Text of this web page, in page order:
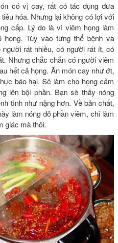
có vị cay, rất có tác dụng đưa
hóa. Nhưng lại không có lợi với
cấp. Lý do là vì viêm họng làm
họng. Tùy vào từng thể bệnh và
người rát nhiều, có người rát ít, có
Nhưng chắc chắn có người viêm
hết cả họng. Ăn món cay như ớt,
báo hại. Sẽ làm cho họng cảm
lên bội phần. Bạn sẽ thấy nóng
tình như nặng hơn. Về bản chất,
làm nóng đỏ phần viêm, chỉ làm
giác mà thôi.